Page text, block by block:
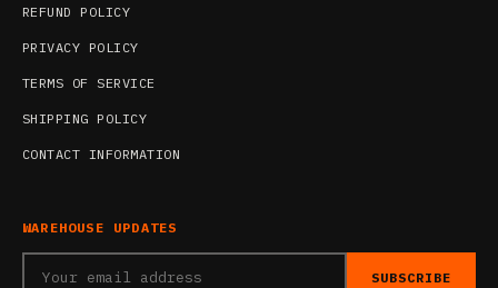
REFUND POLICY
PRIVACY POLICY
TERMS OF SERVICE
SHIPPING POLICY
CONTACT INFORMATION
WAREHOUSE UPDATES
SUBSCRIBE